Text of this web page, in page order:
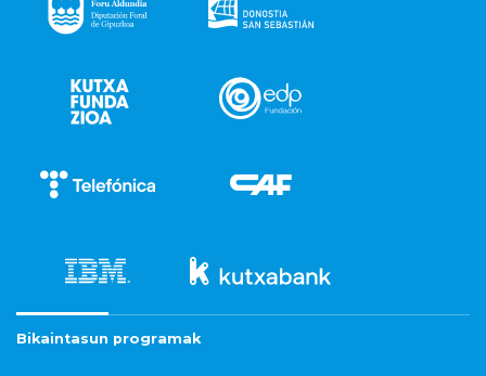
Bikaintasun programak